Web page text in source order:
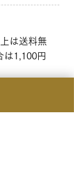
は送料無
は1,100円
税抜）以上
い場合は